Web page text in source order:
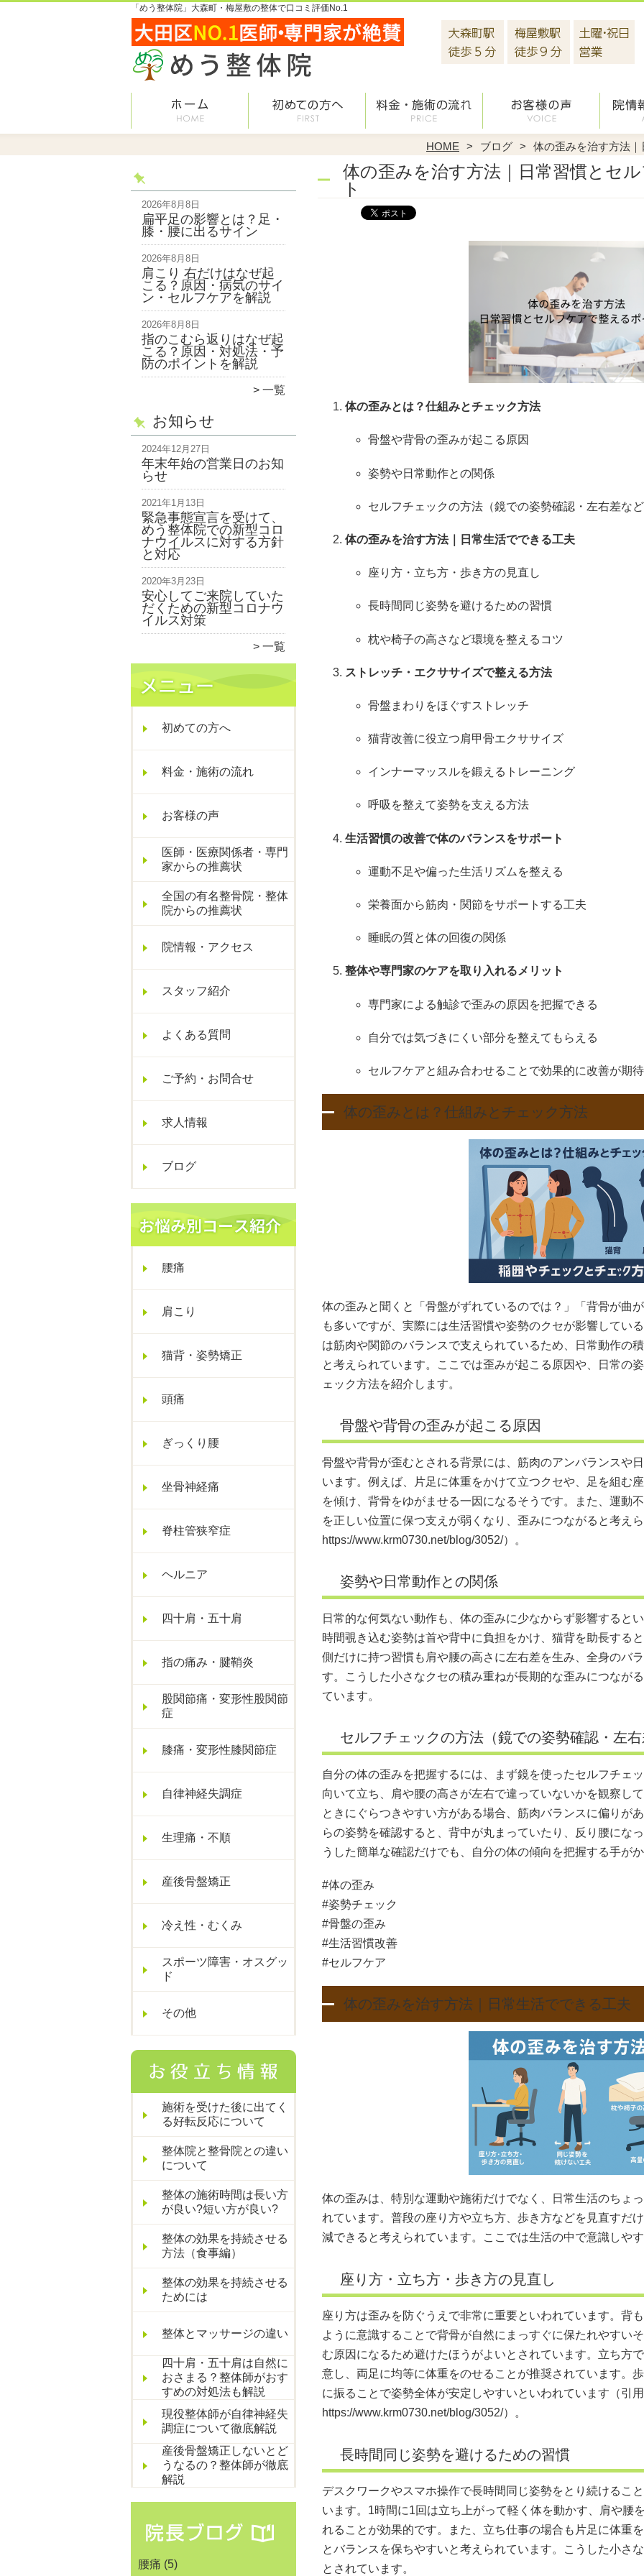
「めう整体院」大森町・梅屋敷の整体で口コミ評価No.1
HOME ブログ 体の歪みを治す方法
2026年8月8日
扁平足の影響とは？足・
膝・腰に出るサイン
2026年8月8日
肩こり 右だけはなぜ起
こる？原因・病気のサイ
ン・セルフケアを解説
2026年8月8日
指のこむら返りはなぜ起
こる？原因・対処法・予
防のポイントを解説
一覧
お知らせ
2024年12月27日
年末年始の営業日のお知
らせ
2021年1月13日
緊急事態宣言を受けて、
めう整体院での新型コロ
ナウイルスに対する方針
と対応
2020年3月23日
安心してご来院していた
だくための新型コロナウ
イルス対策
一覧
初めての方へ
料金・施術の流れ
お客様の声
医師・医療関係者・専門
家からの推薦状
全国の有名整骨院・整体
院からの推薦状
院情報・アクセス
スタッフ紹介
よくある質問
ご予約・お問合せ
求人情報
ブログ
腰痛
肩こり
猫背・姿勢矯正
頭痛
ぎっくり腰
坐骨神経痛
脊柱管狭窄症
ヘルニア
四十肩・五十肩
指の痛み・腱鞘炎
股関節痛・変形性股関節
症
膝痛・変形性膝関節症
自律神経失調症
生理痛・不順
産後骨盤矯正
冷え性・むくみ
スポーツ障害・オスグッ
ド
その他
施術を受けた後に出てく
る好転反応について
整体院と整骨院との違い
について
整体の施術時間は長い方
が良い?短い方が良い?
整体の効果を持続させる
方法（食事編）
整体の効果を持続させる
ためには
整体とマッサージの違い
四十肩・五十肩は自然に
おさまる？整体師がおす
すめの対処法も解説
現役整体師が自律神経失
調症について徹底解説
産後骨盤矯正しないとど
うなるの？整体師が徹底
解説
腰痛 (5)
体の歪みを治す方法｜日常習慣とセ
ト
体の歪みとは？仕組みとチェック方法
骨盤や背骨の歪みが起こる原因
姿勢や日常動作との関係
セルフチェックの方法（鏡での姿勢確認・左右差な
体の歪みを治す方法｜日常生活でできる工夫
座り方・立ち方・歩き方の見直し
長時間同じ姿勢を避けるための習慣
枕や椅子の高さなど環境を整えるコツ
ストレッチ・エクササイズで整える方法
骨盤まわりをほぐすストレッチ
猫背改善に役立つ肩甲骨エクササイズ
インナーマッスルを鍛えるトレーニング
呼吸を整えて姿勢を支える方法
生活習慣の改善で体のバランスをサポート
運動不足や偏った生活リズムを整える
栄養面から筋肉・関節をサポートする工夫
睡眠の質と体の回復の関係
整体や専門家のケアを取り入れるメリット
専門家による触診で歪みの原因を把握できる
自分では気づきにくい部分を整えてもらえる
セルフケアと組み合わせることで効果的に改善が期
体の歪みとは？仕組みとチェック方法
体の歪みと聞くと「骨盤がずれているのでは？」「背骨が曲
も多いですが、実際には生活習慣や姿勢のクセが影響してい
は筋肉や関節のバランスで支えられているため、日常動作の
と考えられています。ここでは歪みが起こる原因や、日常の
ェック方法を紹介します。
骨盤や背骨の歪みが起こる原因
骨盤や背骨が歪むとされる背景には、筋肉のアンバランスや
います。例えば、片足に体重をかけて立つクセや、足を組む
を傾け、背骨をゆがませる一因になるそうです。また、運動
を正しい位置に保つ支えが弱くなり、歪みにつながると考え
https://www.krm0730.net/blog/3052/）。
姿勢や日常動作との関係
日常的な何気ない動作も、体の歪みに少なからず影響すると
時間覗き込む姿勢は首や背中に負担をかけ、猫背を助長する
側だけに持つ習慣も肩や腰の高さに左右差を生み、全身のバ
す。こうした小さなクセの積み重ねが長期的な歪みにつなが
ています。
セルフチェックの方法（鏡での姿勢確認・左
自分の体の歪みを把握するには、まず鏡を使ったセルフチェ
向いて立ち、肩や腰の高さが左右で違っていないかを観察し
ときにぐらつきやすい方がある場合、筋肉バランスに偏りが
らの姿勢を確認すると、背中が丸まっていたり、反り腰にな
うした簡単な確認だけでも、自分の体の傾向を把握する手が
#体の歪み
#姿勢チェック
#骨盤の歪み
#生活習慣改善
#セルフケア
体の歪みを治す方法｜日常生活でできる工夫
体の歪みは、特別な運動や施術だけでなく、日常生活のちょ
れています。普段の座り方や立ち方、歩き方などを見直すだ
減できると考えられています。ここでは生活の中で意識しや
座り方・立ち方・歩き方の見直し
座り方は歪みを防ぐうえで非常に重要といわれています。背
ように意識することで背骨が自然にまっすぐに保たれやすい
む原因になるため避けたほうがよいとされています。立ち方
意し、両足に均等に体重をのせることが推奨されています。
に振ることで姿勢全体が安定しやすいといわれています（引
https://www.krm0730.net/blog/3052/）。
長時間同じ姿勢を避けるための習慣
デスクワークやスマホ操作で長時間同じ姿勢をとり続けるこ
います。1時間に1回は立ち上がって軽く体を動かす、肩や腰
れることが効果的です。また、立ち仕事の場合も片足に体重
とバランスを保ちやすいと考えられています。こうした小さ
とされています。